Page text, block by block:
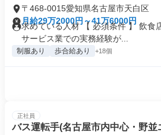
〒468-0015愛知県名古屋市天白区
月給29万2000円～41万6000円
求めている人材 【 必須条件 】 飲食
サービス業での実務経験が...
制服あり 歩合給あり +18個
正社員
バス運転手(名古屋市内中心・野並